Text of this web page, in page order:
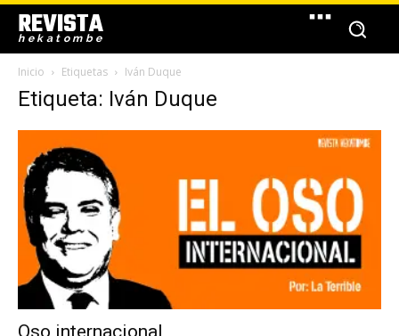
REVISTA
hekatombe
Inicio Etiquetas Iván Duque
Etiqueta: Iván Duque